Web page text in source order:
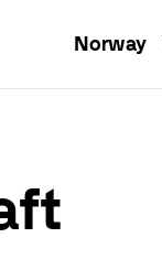
Norway